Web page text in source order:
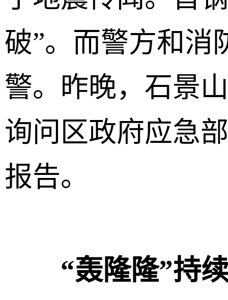
破”。而警方和消
警。昨晚，石景
询问区政府应急
报告。
“轰隆隆”持